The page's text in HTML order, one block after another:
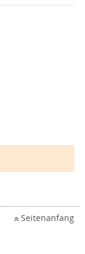
Seitenanfang